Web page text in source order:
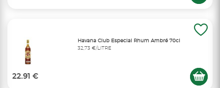
Havana Club Especial Rhum Ambré 70cl
32,73 €/LITRE
22.91 €